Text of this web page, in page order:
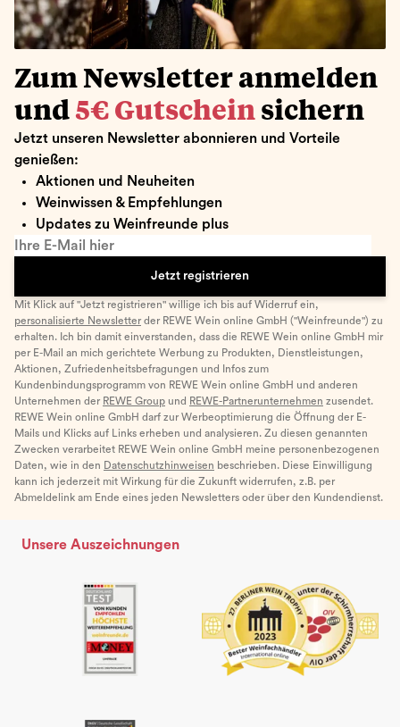
Zum Newsletter anmelden
und 5€ Gutschein sichern
Jetzt unseren Newsletter abonnieren und Vorteile
genießen:
Aktionen und Neuheiten
Weinwissen & Empfehlungen
Updates zu Weinfreunde plus
Ihre E-Mail hier
Jetzt registrieren
Mit Klick auf "Jetzt registrieren" willige ich bis auf Widerruf ein,
personalisierte Newsletter der REWE Wein online GmbH ("Weinfreunde") zu
erhalten. Ich bin damit einverstanden, dass die REWE Wein online GmbH mir
per E-Mail an mich gerichtete Werbung zu Produkten, Dienstleistungen,
Aktionen, Zufriedenheitsbefragungen und Infos zum
Kundenbindungsprogramm von REWE Wein online GmbH und anderen
Unternehmen der REWE Group und REWE-Partnerunternehmen zusendet.
REWE Wein online GmbH darf zur Werbeoptimierung die Öffnung der E-
Mails und Klicks auf Links erheben und analysieren. Zu diesen genannten
Zwecken verarbeitet REWE Wein online GmbH meine personenbezogenen
Daten, wie in den Datenschutzhinweisen beschrieben. Diese Einwilligung
kann ich jederzeit mit Wirkung für die Zukunft widerrufen, z.B. per
Abmeldelink am Ende eines jeden Newsletters oder über den Kundendienst.
Unsere Auszeichnungen